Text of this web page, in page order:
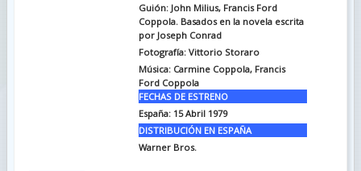
Guión: John Milius, Francis Ford
Coppola. Basados en la novela escrita
por Joseph Conrad
Fotografía: Vittorio Storaro
Música: Carmine Coppola, Francis
Ford Coppola
FECHAS DE ESTRENO
España: 15 Abril 1979
DISTRIBUCIÓN EN ESPAÑA
Warner Bros.